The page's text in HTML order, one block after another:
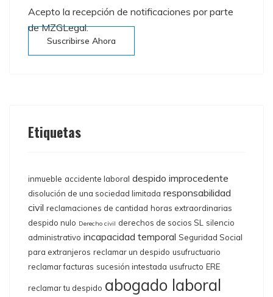
Acepto la recepción de notificaciones por parte
de MZGLegal.
Suscribirse Ahora
Etiquetas
inmueble accidente laboral despido improcedente
disolución de una sociedad limitada responsabilidad
civil reclamaciones de cantidad horas extraordinarias
despido nulo Derecho civil derechos de socios SL
silencio
administrativo incapacidad temporal Seguridad Social
para extranjeros reclamar un despido usufructuario
reclamar facturas sucesión intestada usufructo ERE
reclamar tu despido abogado laboral